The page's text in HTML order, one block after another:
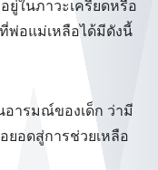
ยู่ในภาวะเครียดหรือ
พ่อแม่เหลือได้มีดังนี้
อารมณ์ของเด็ก ว่ามี
ยอดสู่การช่วยเหลือ